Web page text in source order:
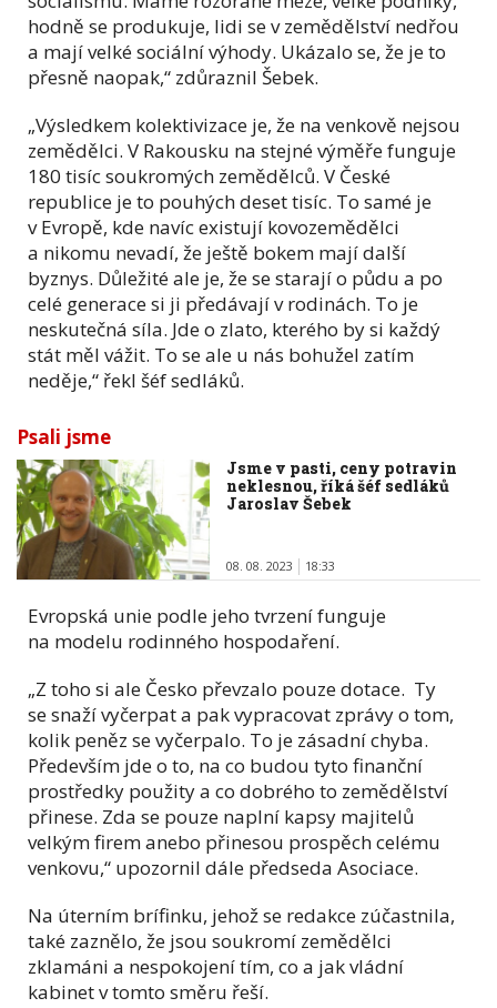
hodně se produkuje, lidi se v zemědělství nedřou
a mají velké sociální výhody. Ukázalo se, že je to
přesně naopak,“ zdůraznil Šebek.
„Výsledkem kolektivizace je, že na venkově nejsou
zemědělci. V Rakousku na stejné výměře funguje
180 tisíc soukromých zemědělců. V České
republice je to pouhých deset tisíc. To samé je
v Evropě, kde navíc existují kovozemědělci
a nikomu nevadí, že ještě bokem mají další
byznys. Důležité ale je, že se starají o půdu a po
celé generace si ji předávají v rodinách. To je
neskutečná síla. Jde o zlato, kterého by si každý
stát měl vážit. To se ale u nás bohužel zatím
neděje,“ řekl šéf sedláků.
Psali jsme
Jsme v pasti, ceny potravin
neklesnou, říká šéf sedláků
Jaroslav Šebek
08. 08. 2023 18:33
Evropská unie podle jeho tvrzení funguje
na modelu rodinného hospodaření.
„Z toho si ale Česko převzalo pouze dotace. Ty
se snaží vyčerpat a pak vypracovat zprávy o tom,
kolik peněz se vyčerpalo. To je zásadní chyba.
Především jde o to, na co budou tyto finanční
prostředky použity a co dobrého to zemědělství
přinese. Zda se pouze naplní kapsy majitelů
velkým firem anebo přinesou prospěch celému
venkovu,“ upozornil dále předseda Asociace.
Na úterním brífinku, jehož se redakce zúčastnila,
také zaznělo, že jsou soukromí zemědělci
zklamáni a nespokojení tím, co a jak vládní
kabinet v tomto směru řeší.